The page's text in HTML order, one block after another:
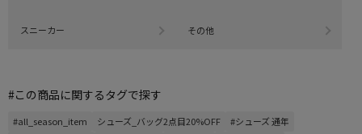
スニーカー その他
#この商品に関するタグで探す
#all_season_item シューズ_バッグ2点目20%OFF
#シューズ 通年